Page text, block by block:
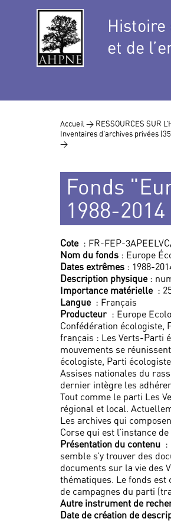
et de
Accueil > RESSOURCES SUR
Inventaires d’archives privées
>
Fonds
1988-2014
Cote : FR-FEP-
Nom du fonds : Europe
Dates extrêmes : 1988-
Description physique:
Importance matérielle :
Langue : Français
Producteur : Europe
Confédération écologiste,
français : Les Verts-Parti
mouvements se
écologiste, Parti
Assises nationales du
dernier intègre les
Tout comme le parti Les
régional et local.
Les archives qui
Corse qui est l’instance
Présentation du contenu :
semble s’y trouver des
documents sur la vie des
thématiques. Le fonds est
de campagnes du parti
Autre instrument de
Date de création de